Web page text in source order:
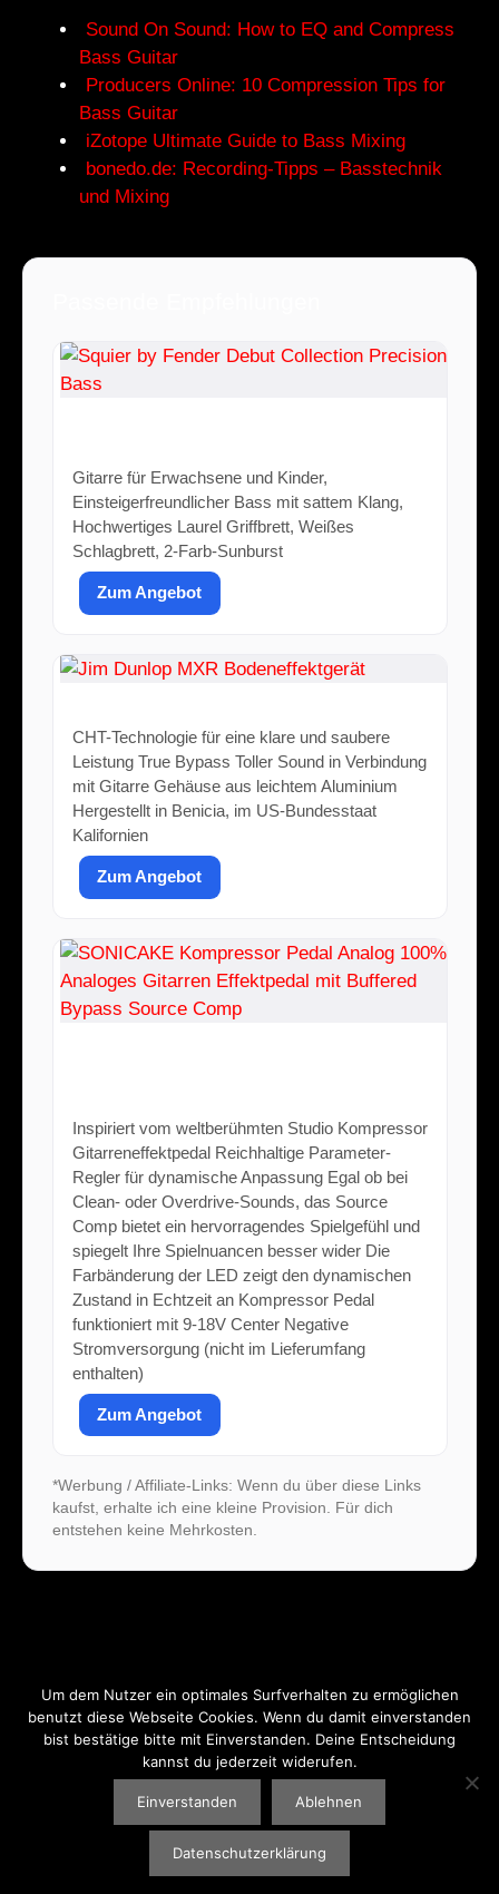
Sound On Sound: How to EQ and Compress
Bass Guitar
Producers Online: 10 Compression Tips for
Bass Guitar
iZotope Ultimate Guide to Bass Mixing
bonedo.de: Recording-Tipps – Basstechnik
und Mixing
Gitarre für Erwachsene und Kinder,
Einsteigerfreundlicher Bass mit sattem Klang,
Hochwertiges Laurel Griffbrett, Weißes
Schlagbrett, 2-Farb-Sunburst
Zum Angebot
CHT-Technologie für eine klare und saubere
Leistung True Bypass Toller Sound in Verbindung
mit Gitarre Gehäuse aus leichtem Aluminium
Hergestellt in Benicia, im US-Bundesstaat
Kalifornien
Zum Angebot
Inspiriert vom weltberühmten Studio Kompressor
Gitarreneffektpedal Reichhaltige Parameter-
Regler für dynamische Anpassung Egal ob bei
Clean- oder Overdrive-Sounds, das Source
Comp bietet ein hervorragendes Spielgefühl und
spiegelt Ihre Spielnuancen besser wider Die
Farbänderung der LED zeigt den dynamischen
Zustand in Echtzeit an Kompressor Pedal
funktioniert mit 9-18V Center Negative
Stromversorgung (nicht im Lieferumfang
enthalten)
Zum Angebot
*Werbung / Affiliate-Links: Wenn du über diese Links
kaufst, erhalte ich eine kleine Provision. Für dich
entstehen keine Mehrkosten.
IMPRESSUM|
DATENSCHUTZ
© 2026 BASSROCKET. KEEP GROOVING.
Um dem Nutzer ein optimales Surfverhalten zu ermöglichen
benutzt diese Webseite Cookies. Wenn du damit einverstanden
bist bestätige bitte mit Einverstanden. Deine Entscheidung
kannst du jederzeit widerufen.
Einverstanden Ablehnen
Datenschutzerklärung